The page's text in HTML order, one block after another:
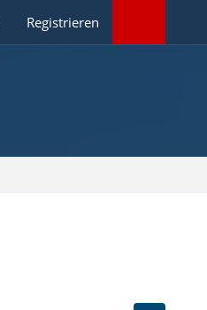
Registrieren